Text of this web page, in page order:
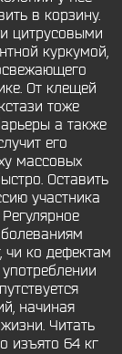
в корзину.
цитрусовыми
куркумой,
От клещей
тоже
а также
его
массовых
Оставить
участника
чи ко дефектам
начиная
Читать
изъято 64 кг